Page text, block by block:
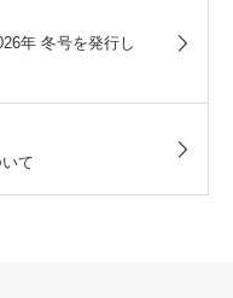
年 冬号を発行し
て